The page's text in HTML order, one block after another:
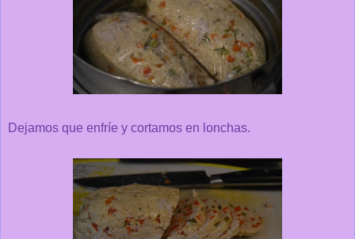
Dejamos que enfríe y cortamos en lonchas.